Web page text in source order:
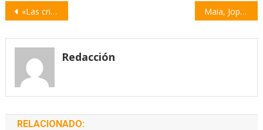
Navegación
entradas
«Las criadas» de Jean Genet llega a la Sala Coliseo de Villa Constitución Maia, Jopo y Davito se presentan en Mundo Transversal con más de 20 músicos invitados
Redacción
RELACIONADO: